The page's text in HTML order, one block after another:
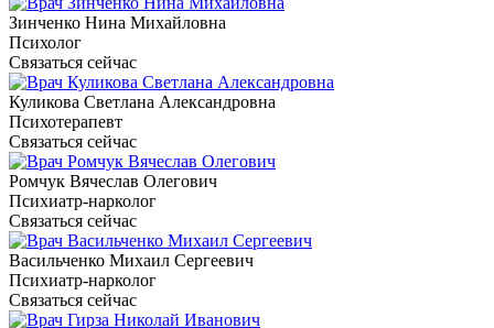
Зинченко Нина Михайловна
Психолог
Связаться сейчас
Куликова Светлана Александровна
Психотерапевт
Связаться сейчас
Ромчук Вячеслав Олегович
Психиатр-нарколог
Связаться сейчас
Васильченко Михаил Сергеевич
Психиатр-нарколог
Связаться сейчас